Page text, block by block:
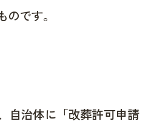
です。
自治体に「改葬許可申請